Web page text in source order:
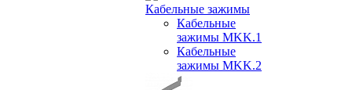
Кабельные зажимы
Кабельные
зажимы MKK.1
Кабельные
зажимы MKK.2